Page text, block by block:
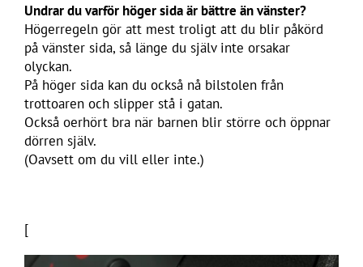
Undrar du varför höger sida är bättre än vänster?
Högerregeln gör att mest troligt att du blir påkörd
på vänster sida, så länge du själv inte orsakar
olyckan.
På höger sida kan du också nå bilstolen från
trottoaren och slipper stå i gatan.
Också oerhört bra när barnen blir större och öppnar
dörren själv.
(Oavsett om du vill eller inte.)
[